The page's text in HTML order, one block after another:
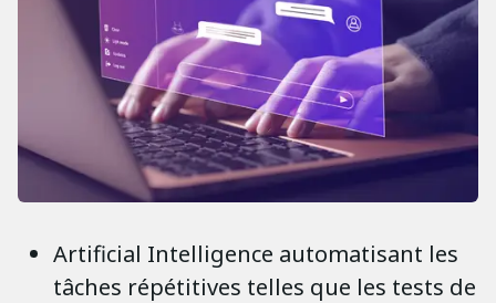
Artificial Intelligence automatisant les
tâches répétitives telles que les tests de